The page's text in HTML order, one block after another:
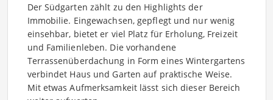
Der Südgarten zählt zu den Highlights der
Immobilie. Eingewachsen, gepflegt und nur wenig
einsehbar, bietet er viel Platz für Erholung, Freizeit
und Familienleben. Die vorhandene
Terrassenüberdachung in Form eines Wintergartens
verbindet Haus und Garten auf praktische Weise.
Mit etwas Aufmerksamkeit lässt sich dieser Bereich